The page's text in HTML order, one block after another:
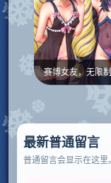
赛博女友，无限
最新普通留言
普通留言会显示在这里